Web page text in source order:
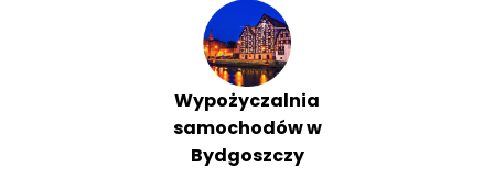
Wypożyczalnia
samochodów w
Bydgoszczy